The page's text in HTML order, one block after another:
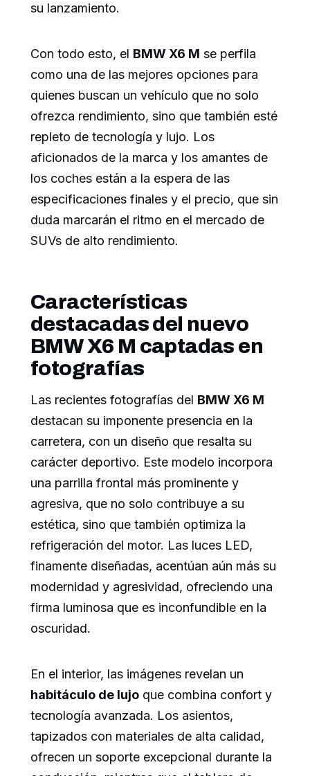
su lanzamiento.
Con todo esto, el BMW X6 M se perfila
como una de las mejores opciones para
quienes buscan un vehículo que no solo
ofrezca rendimiento, sino que también esté
repleto de tecnología y lujo. Los
aficionados de la marca y los amantes de
los coches están a la espera de las
especificaciones finales y el precio, que sin
duda marcarán el ritmo en el mercado de
SUVs de alto rendimiento.
Características
destacadas del nuevo
BMW X6 M captadas en
fotografías
Las recientes fotografías del BMW X6 M
destacan su imponente presencia en la
carretera, con un diseño que resalta su
carácter deportivo. Este modelo incorpora
una parrilla frontal más prominente y
agresiva, que no solo contribuye a su
estética, sino que también optimiza la
refrigeración del motor. Las luces LED,
finamente diseñadas, acentúan aún más su
modernidad y agresividad, ofreciendo una
firma luminosa que es inconfundible en la
oscuridad.
En el interior, las imágenes revelan un
habitáculo de lujo que combina confort y
tecnología avanzada. Los asientos,
tapizados con materiales de alta calidad,
ofrecen un soporte excepcional durante la